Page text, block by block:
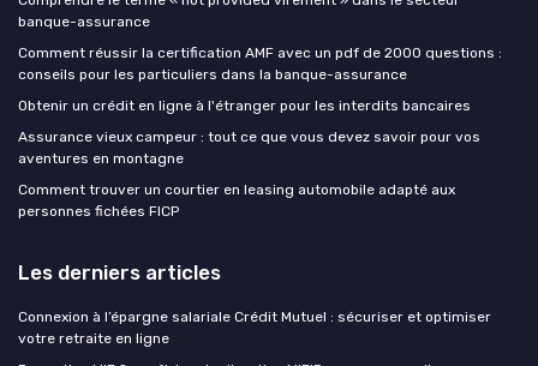
banque-assurance
Comment réussir la certification AMF avec un pdf de 2000 questions :
conseils pour les particuliers dans la banque-assurance
Obtenir un crédit en ligne à l'étranger pour les interdits bancaires
Assurance vieux campeur : tout ce que vous devez savoir pour vos
aventures en montagne
Comment trouver un courtier en leasing automobile adapté aux
personnes fichées FICP
Les derniers articles
Connexion à l’épargne salariale Crédit Mutuel : sécuriser et optimiser
votre retraite en ligne